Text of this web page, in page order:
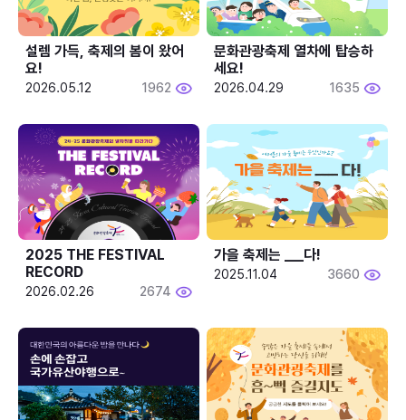
설렘 가득, 축제의 봄이 왔어
요!
2026.05.12 1962
문화관광축제 열차에 탑승하
세요!
2026.04.29 1635
2025 THE FESTIVAL
RECORD
2026.02.26 2674
2025.11.04 3660